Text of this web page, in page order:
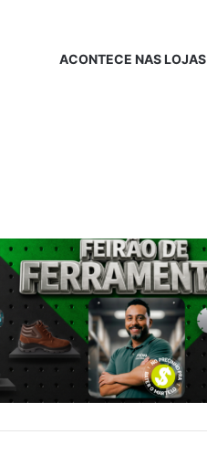
ACONTECE NAS LOJAS